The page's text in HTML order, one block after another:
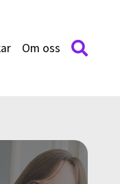
Om oss